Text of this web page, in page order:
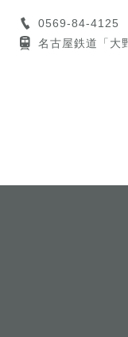
0569-84-4125
名古屋鉄道「大